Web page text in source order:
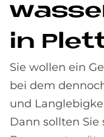
in
Sie wollen ein
bei dem
und
Dann sollten Sie